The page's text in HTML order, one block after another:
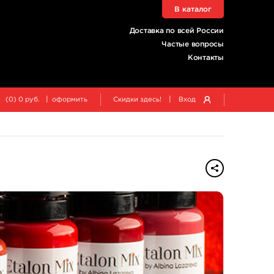
Доставка по всей России
Частые вопросы
Контакты
В каталог
(0) 0 руб. оформить Скидки здесь! Вход